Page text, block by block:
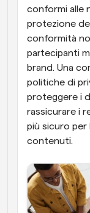
conformi alle
protezione
conformità
partecipanti
brand. Una
politiche di
proteggere i
rassicurare i
più sicuro
contenuti.